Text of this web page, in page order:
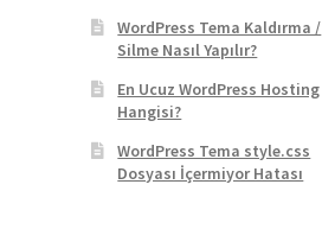
WordPress Tema Kaldırma /
Silme Nasıl Yapılır?
En Ucuz WordPress Hosting
Hangisi?
WordPress Tema style.css
Dosyası İçermiyor Hatası